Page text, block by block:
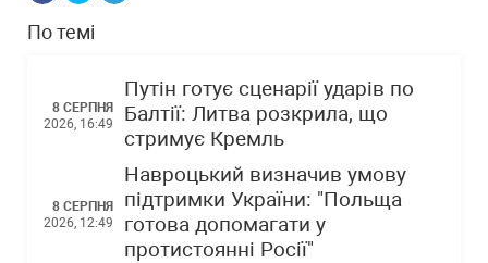
По темі
8 СЕРПНЯ
2026, 16:49
Путін готує сценарії ударів по
Балтії: Литва розкрила, що
стримує Кремль
8 СЕРПНЯ
2026, 12:49
Навроцький визначив умову
підтримки України: "Польща
готова допомагати у
протистоянні Росії"